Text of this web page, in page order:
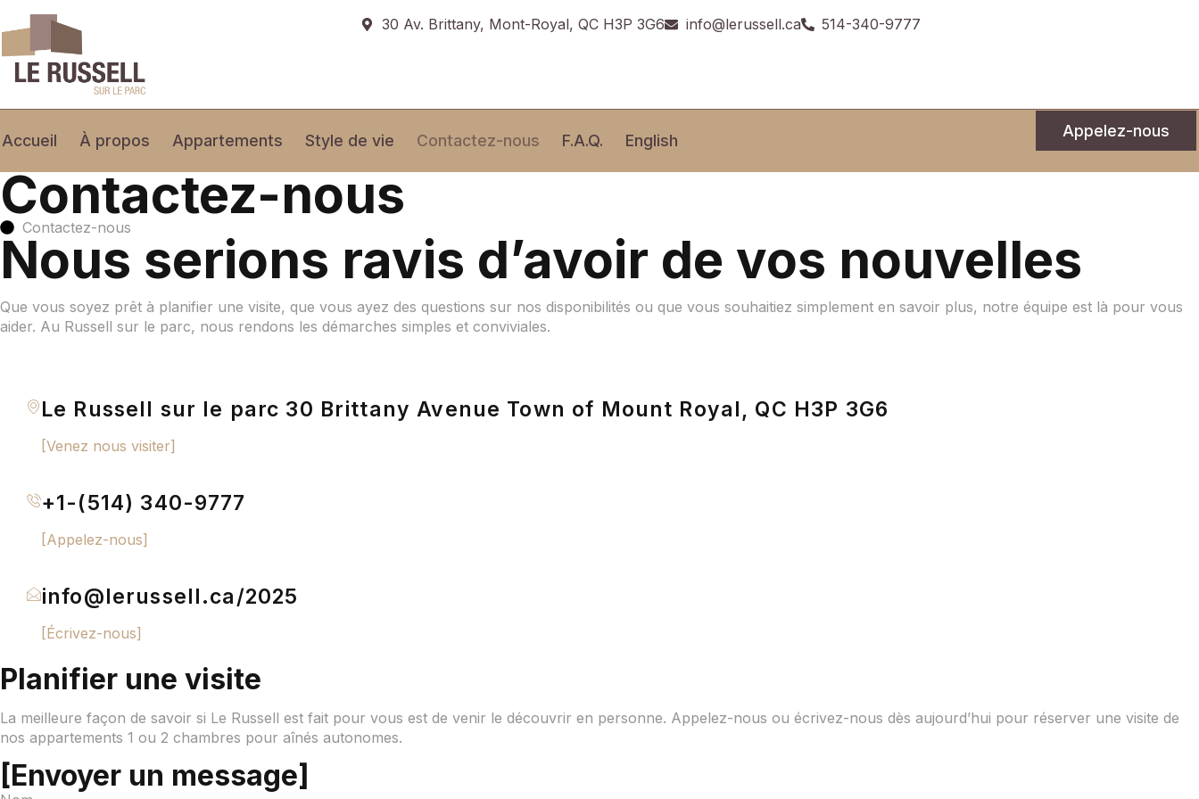
30 Av. Brittany, Mont-Royal, QC H3P 3G6 info@lerussell.ca 514-340-9777
Accueil À propos Appartements Style de vie Contactez-nous F.A.Q. English
Appelez-nous
Contactez-nous
Contactez-nous
Nous serions ravis d’avoir de vos nouvelles
Que vous soyez prêt à planifier une visite, que vous ayez des questions sur nos disponibilités ou que vous souhaitiez simplement en savoir plus, notre équipe est là pour vous
aider. Au Russell sur le parc, nous rendons les démarches simples et conviviales.
Le Russell sur le parc 30 Brittany Avenue Town of Mount Royal, QC H3P 3G6
[Venez nous visiter]
+1-(514) 340-9777
[Appelez-nous]
info@lerussell.ca/2025
[Écrivez-nous]
Planifier une visite
La meilleure façon de savoir si Le Russell est fait pour vous est de venir le découvrir en personne. Appelez-nous ou écrivez-nous dès aujourd’hui pour réserver une visite de
nos appartements 1 ou 2 chambres pour aînés autonomes.
[Envoyer un message]